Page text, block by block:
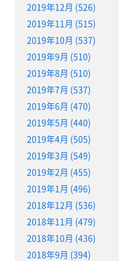
2019年12月 (526)
2019年11月 (515)
2019年10月 (537)
2019年9月 (510)
2019年8月 (510)
2019年7月 (537)
2019年6月 (470)
2019年5月 (440)
2019年4月 (505)
2019年3月 (549)
2019年2月 (455)
2019年1月 (496)
2018年12月 (536)
2018年11月 (479)
2018年10月 (436)
2018年9月 (394)